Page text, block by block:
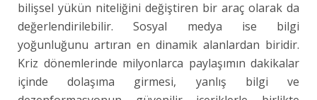
bilişsel yükün niteliğini değiştiren bir araç olarak da
değerlendirilebilir. Sosyal medya ise bilgi
yoğunluğunu artıran en dinamik alanlardan biridir.
Kriz dönemlerinde milyonlarca paylaşımın dakikalar
içinde dolaşıma girmesi, yanlış bilgi ve